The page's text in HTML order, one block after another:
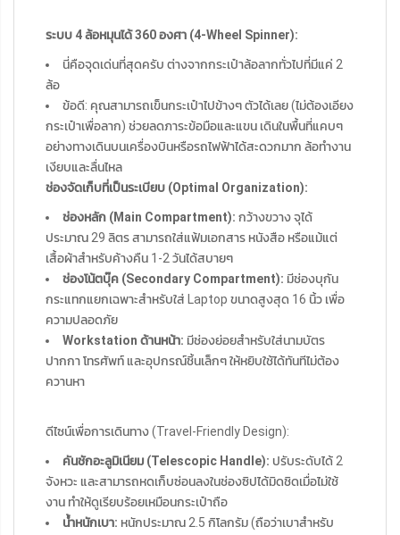
ระบบ 4 ล้อหมุนได้ 360 องศา (4-Wheel Spinner):
นี่คือจุดเด่นที่สุดครับ ต่างจากกระเป๋าล้อลากทั่วไปที่มีแค่ 2
ล้อ
ข้อดี: คุณสามารถเข็นกระเป๋าไปข้างๆ ตัวได้เลย (ไม่ต้องเอียง
กระเป๋าเพื่อลาก) ช่วยลดภาระข้อมือและแขน เดินในพื้นที่แคบๆ
อย่างทางเดินบนเครื่องบินหรือรถไฟฟ้าได้สะดวกมาก ล้อทำงาน
เงียบและลื่นไหล
ช่องจัดเก็บที่เป็นระเบียบ (Optimal Organization):
ช่องหลัก (Main Compartment): กว้างขวาง จุได้
ประมาณ 29 ลิตร สามารถใส่แฟ้มเอกสาร หนังสือ หรือแม้แต่
เสื้อผ้าสำหรับค้างคืน 1-2 วันได้สบายๆ
ช่องโน้ตบุ๊ค (Secondary Compartment): มีช่องบุกัน
กระแทกแยกเฉพาะสำหรับใส่ Laptop ขนาดสูงสุด 16 นิ้ว เพื่อ
ความปลอดภัย
Workstation ด้านหน้า: มีช่องย่อยสำหรับใส่นามบัตร
ปากกา โทรศัพท์ และอุปกรณ์ชิ้นเล็กๆ ให้หยิบใช้ได้ทันทีไม่ต้อง
ควานหา
ดีไซน์เพื่อการเดินทาง (Travel-Friendly Design):
คันชักอะลูมิเนียม (Telescopic Handle): ปรับระดับได้ 2
จังหวะ และสามารถหดเก็บซ่อนลงในช่องซิปได้มิดชิดเมื่อไม่ใช้
งาน ทำให้ดูเรียบร้อยเหมือนกระเป๋าถือ
น้ำหนักเบา: หนักประมาณ 2.5 กิโลกรัม (ถือว่าเบาสำหรับ